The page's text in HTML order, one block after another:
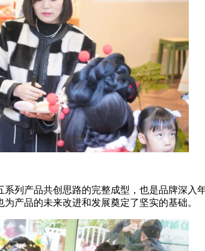
产品共创思路的完整成型，也是品牌深入
产品的未来改进和发展奠定了坚实的基础。